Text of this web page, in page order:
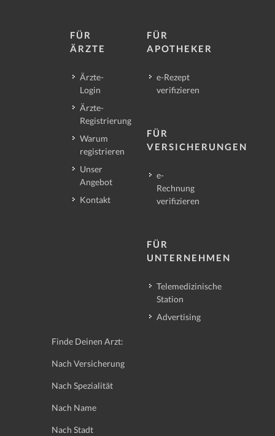
FÜR
ÄRZTE
Ärzte-
Login
Ärzte-
Registrierung
Warum
registrieren
Unser
Angebot
Kontakt
FÜR
APOTHEKER
e-Rezept
verifizieren
FÜR
VERSICHERUNGEN
e-
Rechnung
verifizieren
FÜR
UNTERNEHMEN
Telemedizinische
Station
Advertising
Finde Deinen Arzt:
Nach Versicherung
Nach Spezialität
Nach Name
Nach Stadt